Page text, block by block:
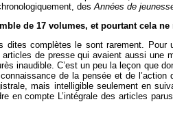
desAnnées de
de 17 volumes, et pourtant cela
dites complètes le sont rarement. Pour
de presse qui avaient aussi une
inaudible. C’est un peu la leçon que
de la pensée et de
mais intelligible seulement en
en compte L’intégrale des articles